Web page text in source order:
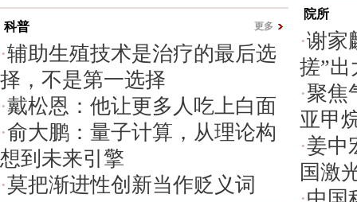
科普 更多
·辅助生殖技术是治疗的最后选
择，不是第一选择
·戴松恩：他让更多人吃上白面
·俞大鹏：量子计算，从理论构
想到未来引擎
·莫把渐进性创新当作贬义词
院所
·谢家
搓”出
·聚焦
亚甲
·姜中
国激